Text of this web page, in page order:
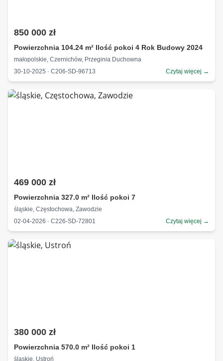
850 000 zł
Powierzchnia 104.24 m² Ilość pokoi 4 Rok Budowy 2024
małopolskie, Czernichów, Przeginia Duchowna
30-10-2025 · C206-SD-96713
Czytaj więcej →
469 000 zł
Powierzchnia 327.0 m² Ilość pokoi 7
śląskie, Częstochowa, Zawodzie
02-04-2026 · C226-SD-72801
Czytaj więcej →
380 000 zł
Powierzchnia 570.0 m² Ilość pokoi 1
śląskie, Ustroń